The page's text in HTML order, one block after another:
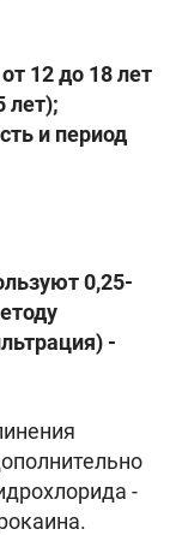
12 до 18 лет
лет);
и период
0,25-
-
-